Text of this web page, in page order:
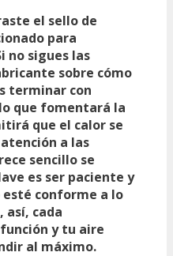
el sello de
para
no sigues las
sobre cómo
terminar con
que fomentará la
que el calor se
a las
sencillo se
es ser paciente y
conforme a lo
así, cada
y tu aire
al máximo.